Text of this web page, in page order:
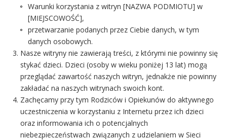
Warunki korzystania z witryn [NAZWA PODMIOTU] w
[MIEJSCOWOŚĆ],
przetwarzanie podanych przez Ciebie danych, w tym
danych osobowych.
Nasze witryny nie zawierają treści, z którymi nie powinny się
stykać dzieci. Dzieci (osoby w wieku poniżej 13 lat) mogą
przeglądać zawartość naszych witryn, jednakże nie powinny
zakładać na naszych witrynach swoich kont.
Zachęcamy przy tym Rodziców i Opiekunów do aktywnego
uczestniczenia w korzystaniu z Internetu przez ich dzieci
oraz informowania ich o potencjalnych
niebezpieczeństwach związanych z udzielaniem w Sieci